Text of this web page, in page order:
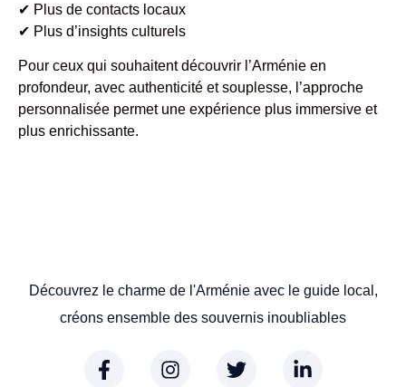
✔ Plus de contacts locaux
✔ Plus d’insights culturels
Pour ceux qui souhaitent découvrir l’Arménie en
profondeur, avec authenticité et souplesse, l’approche
personnalisée permet une expérience plus immersive et
plus enrichissante.
Découvrez le charme de l'Arménie avec le guide local,
créons ensemble des souvernis inoubliables